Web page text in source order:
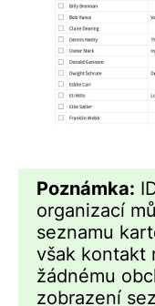
Poznámka:
organizací
seznamu
však kontakt
žádnému
zobrazení